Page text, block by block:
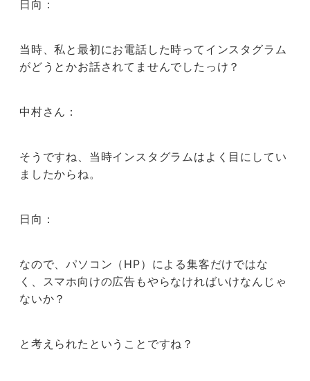
日向：
当時、私と最初にお電話した時ってインスタグラム
がどうとかお話されてませんでしたっけ？
中村さん：
そうですね、当時インスタグラムはよく目にしてい
ましたからね。
日向：
なので、パソコン（HP）による集客だけではな
く、スマホ向けの広告もやらなければいけなんじゃ
ないか？
と考えられたということですね？